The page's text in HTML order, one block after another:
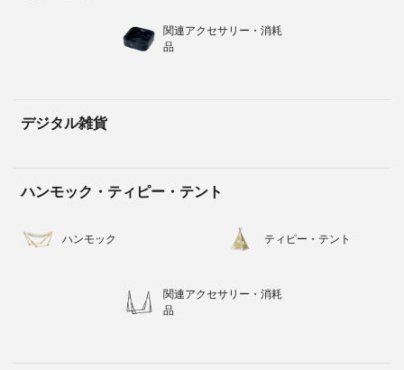
関連アクセサリー・消耗
品
デジタル雑貨
ハンモック・ティピー・テント
ハンモック ティピー・テント
関連アクセサリー・消耗
品